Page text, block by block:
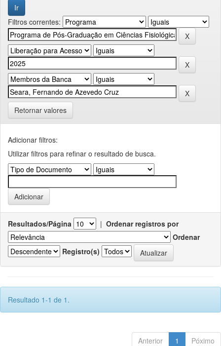
Filtros correntes:
Retornar valores
Adicionar filtros:
Utilizar filtros para refinar o resultado de busca.
Resultados/Página | Ordenar registros por
Ordenar
Registro(s)
Resultado 1-1 de 1.
Anterior 1 Póximo